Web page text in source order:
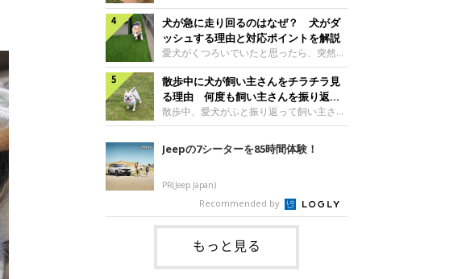
伺いました。クーンと鳴くのはどんな気持
ち？いぬのきもち投稿写真ギャラリー犬が
クーンと小さく鳴くときは、何らかの感情
を伝えようとしている場合があると考えら
れています。大
のに、散歩に行きたがらない。このような
場合はどう対応すればよいのでしょうか？
「愛犬が夏に散歩に行きたがらない場合の
対応」について、いぬのきもち獣医師相談
室の白山さとこ先生に聞きました。Q.夏に
犬の散歩に行くときの注意点は？ いぬの
きもち投稿写真ギャラリーーー夏に愛犬と
散歩に行くときは、どのようなことに注意
をするとよい
ばかりだと感じる飼い主さんはいません
か？その様子に、愛犬が夏バテで疲れてい
るのか、元気がないのかなど不安に感じる
方もいるのではないかと思います。 で
は、犬が寝てばかりいるときに対処が必要
かを見極める方法はあるのでしょうか？
「犬の活動量が夏に減る理由と対策」につ
いて、いぬのきもち獣医師相談室の山口み
き先生に話を聞きました。Q. 夏に犬の活
真ギャラリーーー夏に愛犬の活動量が減る
としてどのようなこ
犬が急に走り回るのはなぜ？ 犬がダ
ッシュする理由と対応ポイントを解説
愛犬がくつろいでいたと思ったら、突然部
屋の中を走り回り始める――そんな様子に
驚いたことはありませんか？ 急な動きに
「何が起きているの？」と戸惑う飼い主さ
んも多いでしょう。落ち着いていたはずな
のに、急にスイッチが入ったように見える
と不安になることもあります。今回は、犬
が急に走り回る理由や見極め方などについ
先生に伺いました。犬が急に走り回るのは
よくある行動？いぬのきもち投稿写真ギャ
ラリー犬が突然走り回る行動は、必ずしも
珍しいものではないと考えられています。
体にたまったエ
散歩中に犬が飼い主さんをチラチラ見
る理由 何度も飼い主さんを振り返る
のはなぜ？
散歩中、愛犬がふと振り返って飼い主さん
の様子を確認する…そんな場面に心当たり
はありませんか？ 何度もチラチラ見られ
ると、「何か気になることがあるの？」
ことがあるかもしれません。愛犬が歩きな
がら飼い主さんを振り返るしぐさには、ど
んな気持ちが隠れているのでしょうか。今
回は、犬が散歩中に飼い主さんを確認する
理由や注意すべきサインの見極めかた、対
応のポイントなどについて、いぬのきもち
獣医師相談室の原 駿太朗先生に伺いまし
Jeepの7シーターを85時間体験！
PR(Jeep Japan)
Recommended by
もっと見る